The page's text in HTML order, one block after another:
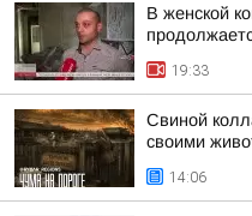
В женской
19:33
Свиной
своими
14:06